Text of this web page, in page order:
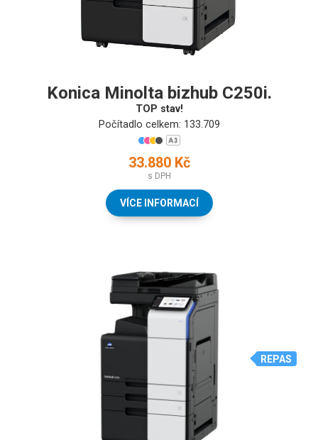
Konica Minolta bizhub C250i.
TOP stav!
Počítadlo celkem: 133.709
33.880 Kč
s DPH
VÍCE INFORMACÍ
REPAS